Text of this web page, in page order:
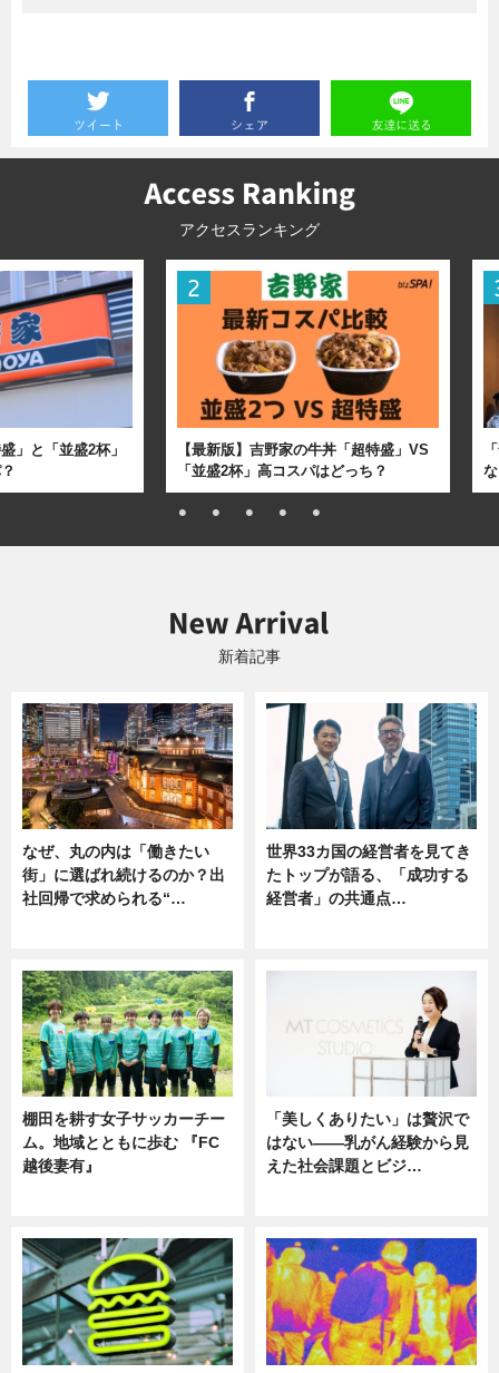
アクセスランキング
」と「並盛2杯」
【最新版】吉野家の牛丼「超特盛」VS
「並盛2杯」高コスパはどっち？
新着記事
なぜ、丸の内は「働きたい
街」に選ばれ続けるのか？出
社回帰で求められる“…
世界33カ国の経営者を見てき
たトップが語る、「成功する
経営者」の共通点…
棚田を耕す女子サッカーチー
ム。地域とともに歩む 『FC
越後妻有』
「美しくありたい」は贅沢で
はない――乳がん経験から見
えた社会課題とビジ…